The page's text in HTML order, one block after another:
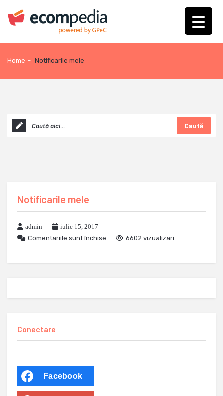
Home - Notificarile mele
Caută
Notificarile mele
admin
iulie 15, 2017
Comentariile sunt închise
6602 vizualizari
Conectare
Facebook